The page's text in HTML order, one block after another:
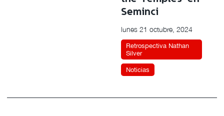
Seminci
lunes 21 octubre, 2024
Retrospectiva Nathan
Silver
Noticias